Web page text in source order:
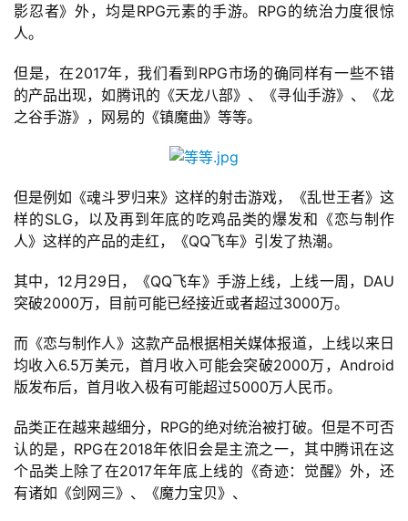
首
页
原
创
游
戏
业
界
手
游
戏
单
影忍者》外，均是RPG元素的手游。RPG的统治力度很惊
人。
但是，在2017年，我们看到RPG市场的确同样有一些不错
的产品出现，如腾讯的《天龙八部》、《寻仙手游》、《龙
之谷手游》，网易的《镇魔曲》等等。
但是例如《魂斗罗归来》这样的射击游戏，《乱世王者》这
样的SLG，以及再到年底的吃鸡品类的爆发和《恋与制作
人》这样的产品的走红，《QQ飞车》引发了热潮。
其中，12月29日，《QQ飞车》手游上线，上线一周，DAU
突破2000万，目前可能已经接近或者超过3000万。
而《恋与制作人》这款产品根据相关媒体报道，上线以来日
均收入6.5万美元，首月收入可能会突破2000万，Android
版发布后，首月收入极有可能超过5000万人民币。
品类正在越来越细分，RPG的绝对统治被打破。但是不可否
认的是，RPG在2018年依旧会是主流之一，其中腾讯在这
个品类上除了在2017年年底上线的《奇迹：觉醒》外，还
有诸如《剑网三》、《魔力宝贝》、